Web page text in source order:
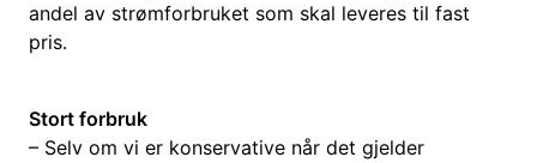
andel av strømforbruket som skal leveres til fast
pris.
Stort forbruk
– Selv om vi er konservative når det gjelder